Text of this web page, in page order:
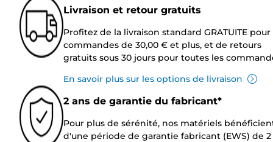
Livraison et retour gratuits
Profitez de la livraison standard GRATUITE pour
commandes de 30,00 € et plus, et de retours
gratuits sous 30 jours pour toutes les
En savoir plus sur les options de livraison
2 ans de garantie du fabricant*
Pour plus de sérénité, nos matériels
d'une période de garantie fabricant (EWS) de 2